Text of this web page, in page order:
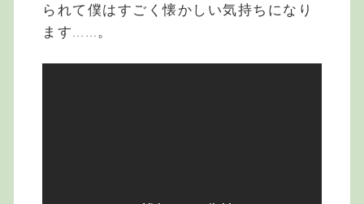
られて僕はすごく懐かしい気持ちになり
ます……。